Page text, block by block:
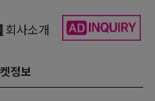
회사소개
정보